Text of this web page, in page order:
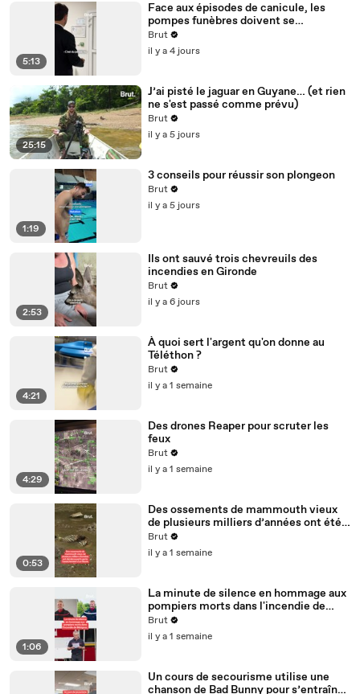
5:13
Face aux épisodes de canicule, les
pompes funèbres doivent se
réorganiser
Brut
il y a 4 jours
25:15
J’ai pisté le jaguar en Guyane… (et rien
ne s'est passé comme prévu)
Brut
il y a 5 jours
1:19
3 conseils pour réussir son plongeon
Brut
il y a 5 jours
2:53
Ils ont sauvé trois chevreuils des
incendies en Gironde
Brut
il y a 6 jours
4:21
À quoi sert l'argent qu'on donne au
Téléthon ?
Brut
il y a 1 semaine
4:29
Des drones Reaper pour scruter les
feux
Brut
il y a 1 semaine
0:53
Des ossements de mammouth vieux
de plusieurs milliers d’années ont été
découverts après l'assèchement d'un
fleuve.
Brut
il y a 1 semaine
1:06
La minute de silence en hommage aux
pompiers morts dans l'incendie de
Mérignac.
Brut
il y a 1 semaine
Un cours de secourisme utilise une
chanson de Bad Bunny pour s’entraîner